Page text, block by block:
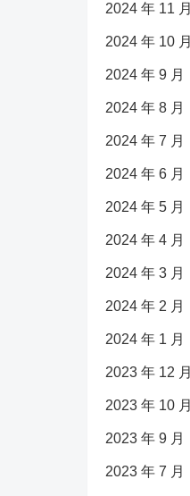
2024 年 11 月
2024 年 10 月
2024 年 9 月
2024 年 8 月
2024 年 7 月
2024 年 6 月
2024 年 5 月
2024 年 4 月
2024 年 3 月
2024 年 2 月
2024 年 1 月
2023 年 12 月
2023 年 10 月
2023 年 9 月
2023 年 7 月